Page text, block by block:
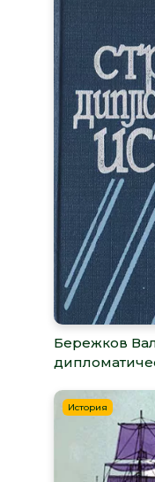
Бережков
История